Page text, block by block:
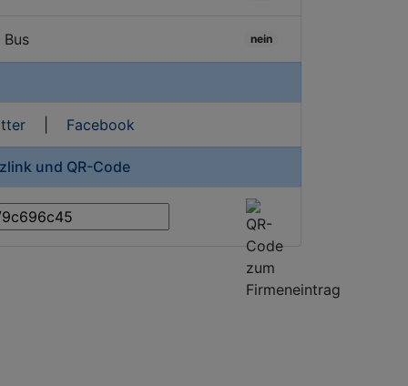
nein
| Facebook
und QR-Code